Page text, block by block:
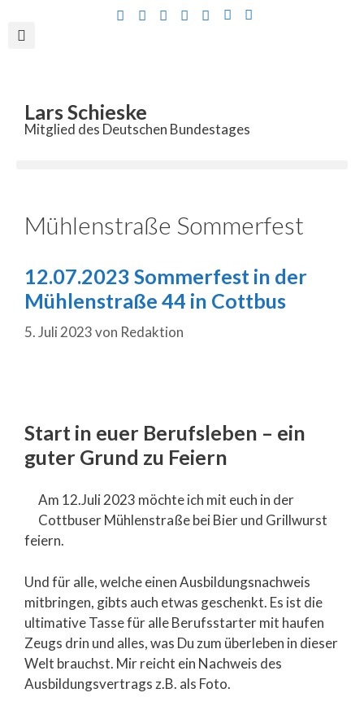
Lars Schieske
Mitglied des Deutschen Bundestages
Mühlenstraße Sommerfest
12.07.2023 Sommerfest in der
Mühlenstraße 44 in Cottbus
5. Juli 2023von Redaktion
Start in euer Berufsleben – ein
guter Grund zu Feiern
Am 12.Juli 2023 möchte ich mit euch in der
Cottbuser Mühlenstraße bei Bier und Grillwurst
feiern.
Und für alle, welche einen Ausbildungsnachweis
mitbringen, gibts auch etwas geschenkt. Es ist die
ultimative Tasse für alle Berufsstarter mit haufen
Zeugs drin und alles, was Du zum überleben in dieser
Welt brauchst. Mir reicht ein Nachweis des
Ausbildungsvertrags z.B. als Foto.